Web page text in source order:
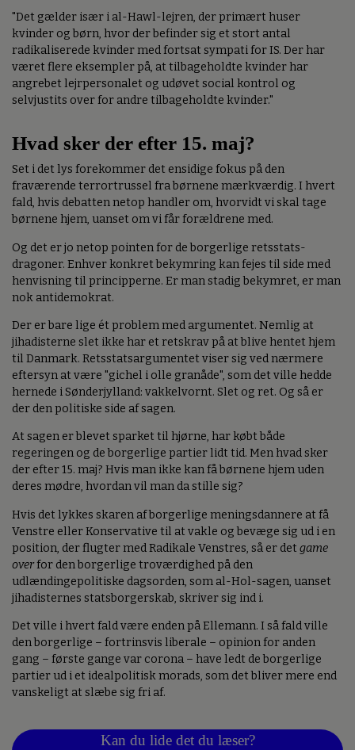
"Det gælder især i al-Hawl-lejren, der primært huser
kvinder og børn, hvor der befinder sig et stort antal
radikaliserede kvinder med fortsat sympati for IS. Der har
været flere eksempler på, at tilbageholdte kvinder har
angrebet lejrpersonalet og udøvet social kontrol og
selvjustits over for andre tilbageholdte kvinder."
Hvad sker der efter 15. maj?
Set i det lys forekommer det ensidige fokus på den
fraværende terrortrussel fra børnene mærkværdig. I hvert
fald, hvis debatten netop handler om, hvorvidt vi skal tage
børnene hjem, uanset om vi får forældrene med.
Og det er jo netop pointen for de borgerlige retsstats-
dragoner. Enhver konkret bekymring kan fejes til side med
henvisning til principperne. Er man stadig bekymret, er man
nok antidemokrat.
Der er bare lige ét problem med argumentet. Nemlig at
jihadisterne slet ikke har et retskrav på at blive hentet hjem
til Danmark. Retsstatsargumentet viser sig ved nærmere
eftersyn at være "gichel i olle granåde", som det ville hedde
hernede i Sønderjylland: vakkelvornt. Slet og ret. Og så er
der den politiske side af sagen.
At sagen er blevet sparket til hjørne, har købt både
regeringen og de borgerlige partier lidt tid. Men hvad sker
der efter 15. maj? Hvis man ikke kan få børnene hjem uden
deres mødre, hvordan vil man da stille sig?
Hvis det lykkes skaren af borgerlige meningsdannere at få
Venstre eller Konservative til at vakle og bevæge sig ud i en
position, der flugter med Radikale Venstres, så er det game
overfor den borgerlige troværdighed på den
udlændingepolitiske dagsorden, som al-Hol-sagen, uanset
jihadisternes statsborgerskab, skriver sig ind i.
Det ville i hvert fald være enden på Ellemann. I så fald ville
den borgerlige – fortrinsvis liberale – opinion for anden
gang – første gange var corona – have ledt de borgerlige
partier ud i et idealpolitisk morads, som det bliver mere end
vanskeligt at slæbe sig fri af.
Kan du lide det du læser?